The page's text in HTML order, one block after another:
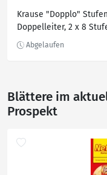
Krause "Dopplo"
Doppelleiter, 2 x 8
Blättere im
Prospekt